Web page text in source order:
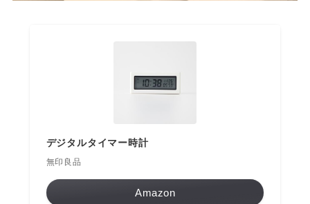
デジタルタイマー時計
無印良品
Amazon